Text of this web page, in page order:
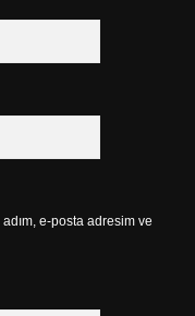
e-posta adresim ve